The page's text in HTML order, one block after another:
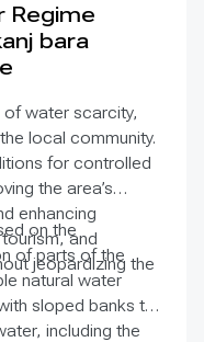
Regime
bara
water scarcity,
local community.
for controlled
the area’s
enhancing
and
jeopardizing the
on the
of parts of the
natural water
sloped banks to
including the